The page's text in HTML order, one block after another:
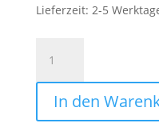
Lieferzeit: 2-5
Kipper
Karten
MengeIn den